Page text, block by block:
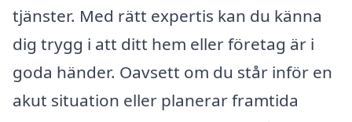
tjänster. Med rätt expertis kan du känna
dig trygg i att ditt hem eller företag är i
goda händer. Oavsett om du står inför en
akut situation eller planerar framtida